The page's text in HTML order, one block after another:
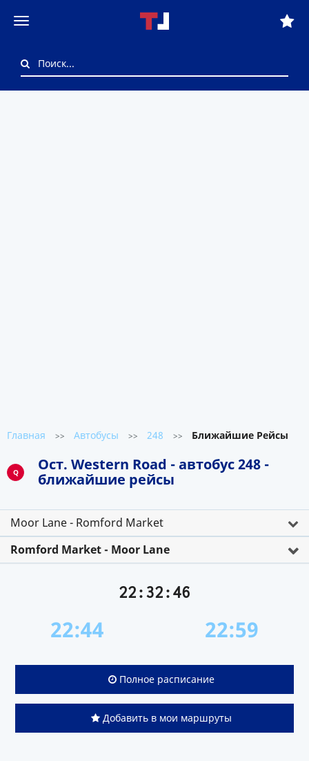
Главная >> Автобусы >> 248 >> Ближайшие Рейсы
Q
Ост. Western Road - автобус 248 -
ближайшие рейсы
Moor Lane - Romford Market
Romford Market - Moor Lane
22:32:46
22:44 22:59
Полное расписание
Добавить в мои маршруты